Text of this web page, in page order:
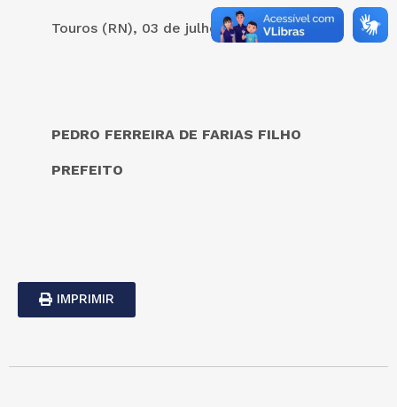
Touros (RN), 03 de julho de 2024.
PEDRO FERREIRA DE FARIAS FILHO
PREFEITO
IMPRIMIR